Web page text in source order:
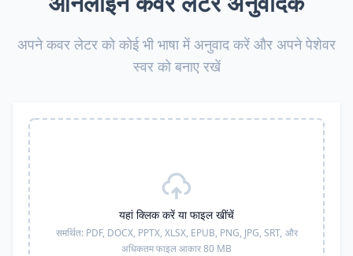
अपने कवर लेटर को कोई भी भाषा में अनुवाद करें और अपने पेशेवर
स्वर को बनाए रखें
यहां क्लिक करें या फाइल खींचें
समर्थित: PDF, DOCX, PPTX, XLSX, EPUB, PNG, JPG, SRT, और
अधिकतम फाइल आकार 80 MB